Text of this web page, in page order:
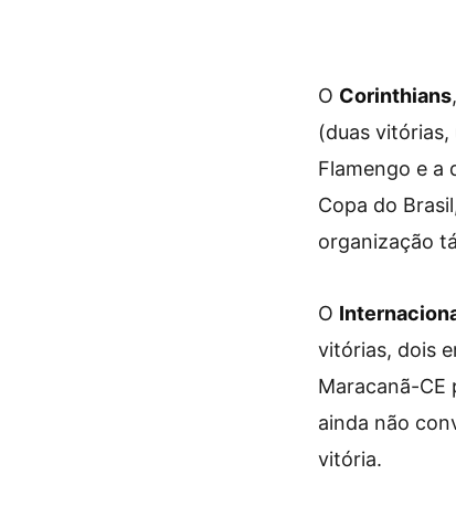
O Corinthians
(duas
Flamengo e a
Copa do
organização
O
vitórias, dois
Maracanã-CE
ainda não
vitória.